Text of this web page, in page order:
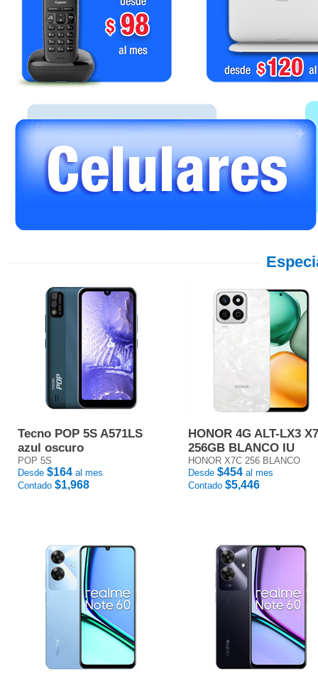
Tecno POP 5S A571LS
azul oscuro
POP 5S
Desde $164 al mes
Contado $1,968
HONOR 4G ALT-LX3
256GB BLANCO IU
HONOR X7C 256 BLANCO
Desde $454 al mes
Contado $5,446